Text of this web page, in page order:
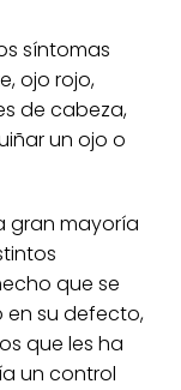
síntomas
ojo rojo,
de cabeza,
un ojo o
gran mayoría
que se
en su defecto,
que les ha
un control